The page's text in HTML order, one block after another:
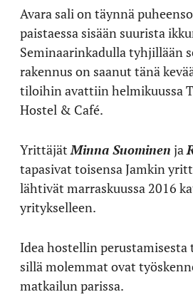
Avara sali on täynnä
paistaessa sisään suurista
Seminaarinkadulla tyhjillään
rakennus on saanut tänä
tiloihin avattiin helmikuussa
Hostel & Café.
YrittäjätMinna Suominen ja
tapasivat toisensa Jamkin
lähtivät marraskuussa 2016
yritykselleen.
Idea hostellin
sillä molemmat ovat
matkailun parissa.